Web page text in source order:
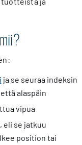
ja se seuraa indeksin
alaspäin
vipua
eli se jatkuu
position tai